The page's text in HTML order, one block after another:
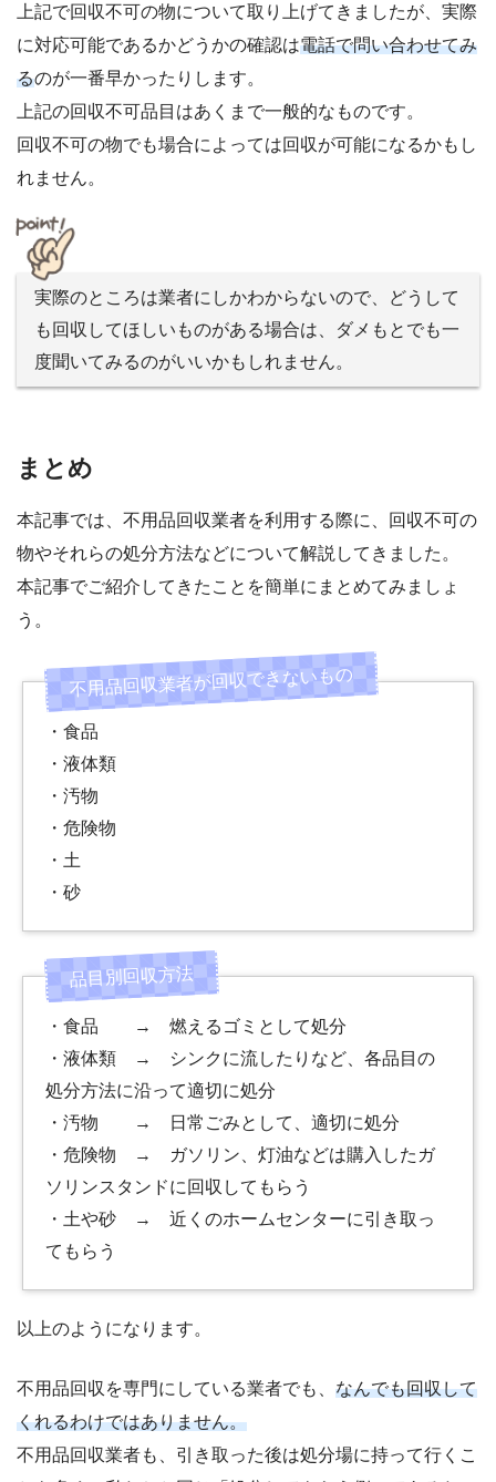
上記で回収不可の物について取り上げてきましたが、実際
に対応可能であるかどうかの確認は電話で問い合わせてみ
るのが一番早かったりします。
上記の回収不可品目はあくまで一般的なものです。
回収不可の物でも場合によっては回収が可能になるかもし
れません。
実際のところは業者にしかわからないので、どうして
も回収してほしいものがある場合は、ダメもとでも一
度聞いてみるのがいいかもしれません。
まとめ
本記事では、不用品回収業者を利用する際に、回収不可の
物やそれらの処分方法などについて解説してきました。
本記事でご紹介してきたことを簡単にまとめてみましょ
う。
・食品
・液体類
・汚物
・危険物
・土
・砂
・食品 → 燃えるゴミとして処分
・液体類 → シンクに流したりなど、各品目の
処分方法に沿って適切に処分
・汚物 → 日常ごみとして、適切に処分
・危険物 → ガソリン、灯油などは購入したガ
ソリンスタンドに回収してもらう
・土や砂 → 近くのホームセンターに引き取っ
てもらう
以上のようになります。
不用品回収を専門にしている業者でも、 なんでも回収して
くれるわけではありません。
不用品回収業者も、引き取った後は処分場に持って行くこ